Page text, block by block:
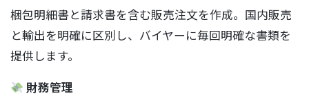
梱包明細書と請求書を含む販売注文を作成。国内販売
と輸出を明確に区別し、バイヤーに毎回明確な書類を
提供します。
財務管理